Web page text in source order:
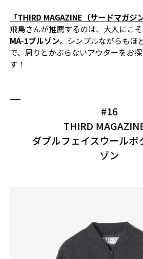
「THIRD MAGAZINE（サードマガジ
飛鳥さんが推薦するのは、大人にこ
MA-1ブルゾン。シンプルながらもほ
で、周りとかぶらないアウターをお
す！
#16
THIRD
ダブルフェイスウールボ
ゾン